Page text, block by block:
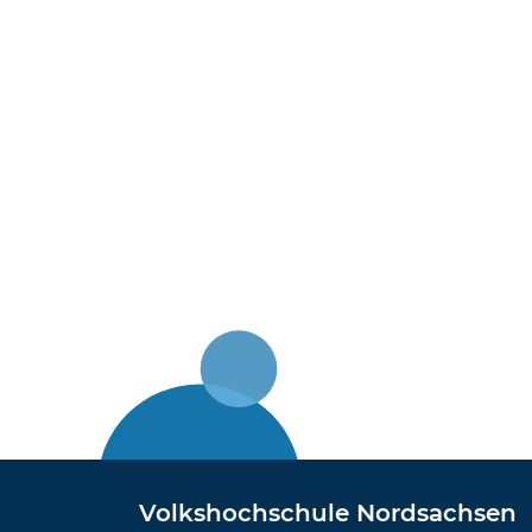
Volkshochschule Nordsachsen